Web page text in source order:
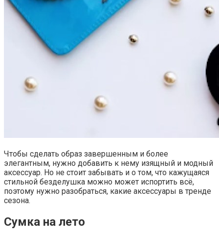
Чтобы сделать образ завершенным и более
элегантным, нужно добавить к нему изящный и модный
аксессуар. Но не стоит забывать и о том, что кажущаяся
стильной безделушка можно может испортить всё,
поэтому нужно разобраться, какие аксессуары в тренде
сезона.
Сумка на лето